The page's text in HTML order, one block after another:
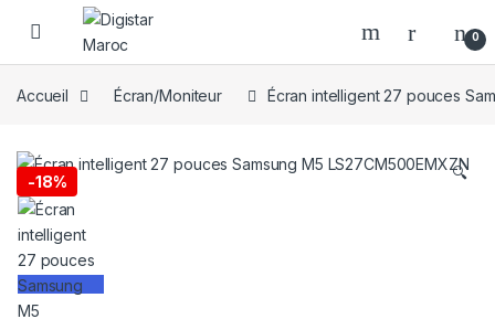
Skip to navigation
Skip to content
0
Accueil Écran/Moniteur Écran intelligent 27 pouces
-18% 🔍